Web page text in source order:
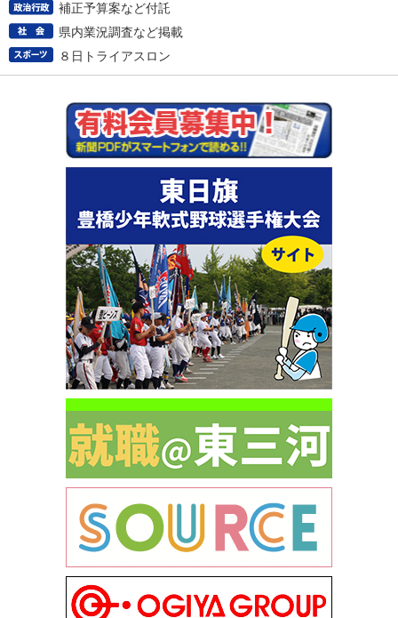
補正予算案など付託
県内業況調査など掲載
８日トライアスロン